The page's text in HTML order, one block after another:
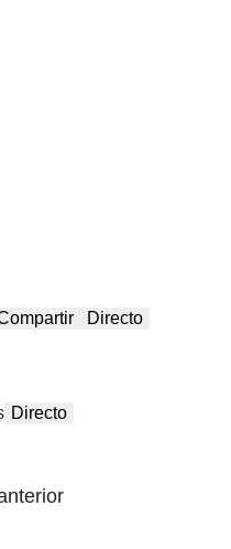
Directo
Directo